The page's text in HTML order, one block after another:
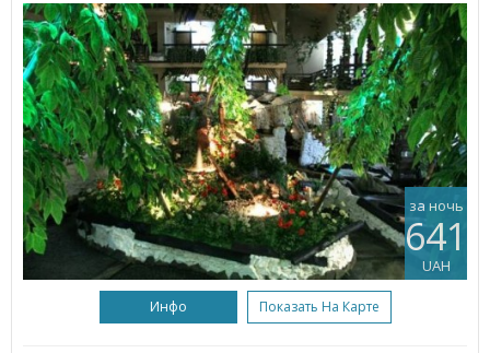
за ночь
641
UAH
Инфо Показать На Карте